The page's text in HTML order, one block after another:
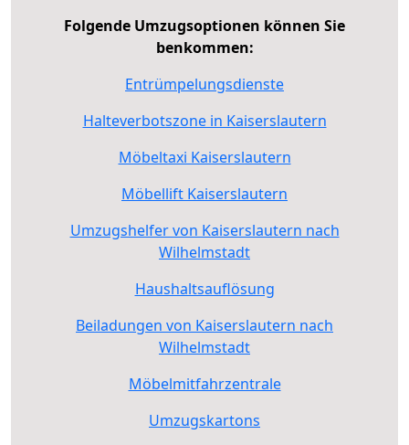
Folgende Umzugsoptionen können Sie
benkommen:
Entrümpelungsdienste
Halteverbotszone in Kaiserslautern
Möbeltaxi Kaiserslautern
Möbellift Kaiserslautern
Umzugshelfer von Kaiserslautern nach
Wilhelmstadt
Haushaltsauflösung
Beiladungen von Kaiserslautern nach
Wilhelmstadt
Möbelmitfahrzentrale
Umzugskartons